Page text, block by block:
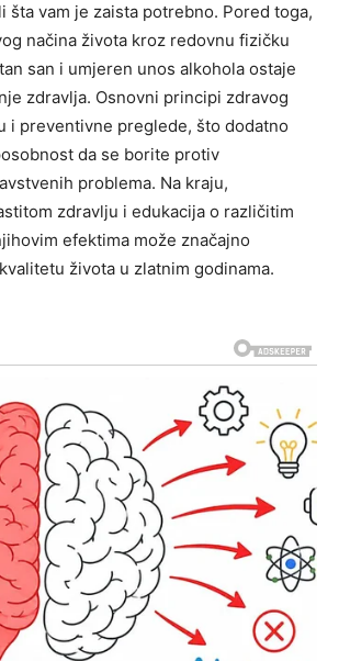
šta vam je zaista potrebno. Pored toga,
načina života kroz redovnu fizičku
san i umjeren unos alkohola ostaje
zdravlja. Osnovni principi zdravog
i preventivne preglede, što dodatno
da se borite protiv
problema. Na kraju,
zdravlju i edukacija o različitim
efektima može značajno
života u zlatnim godinama.